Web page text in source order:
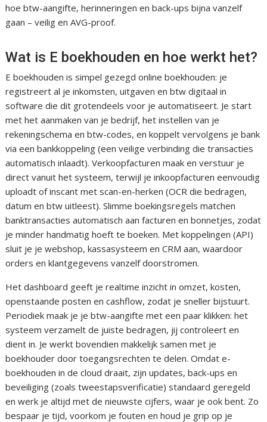
hoe btw-aangifte, herinneringen en back-ups bijna vanzelf
gaan – veilig en AVG-proof.
Wat is E boekhouden en hoe werkt het?
E boekhouden is simpel gezegd online boekhouden: je
registreert al je inkomsten, uitgaven en btw digitaal in
software die dit grotendeels voor je automatiseert. Je start
met het aanmaken van je bedrijf, het instellen van je
rekeningschema en btw-codes, en koppelt vervolgens je bank
via een bankkoppeling (een veilige verbinding die transacties
automatisch inlaadt). Verkoopfacturen maak en verstuur je
direct vanuit het systeem, terwijl je inkoopfacturen eenvoudig
uploadt of inscant met scan-en-herken (OCR die bedragen,
datum en btw uitleest). Slimme boekingsregels matchen
banktransacties automatisch aan facturen en bonnetjes, zodat
je minder handmatig hoeft te boeken. Met koppelingen (API)
sluit je je webshop, kassasysteem en CRM aan, waardoor
orders en klantgegevens vanzelf doorstromen.
Het dashboard geeft je realtime inzicht in omzet, kosten,
openstaande posten en cashflow, zodat je sneller bijstuurt.
Periodiek maak je je btw-aangifte met een paar klikken: het
systeem verzamelt de juiste bedragen, jij controleert en
dient in. Je werkt bovendien makkelijk samen met je
boekhouder door toegangsrechten te delen. Omdat e-
boekhouden in de cloud draait, zijn updates, back-ups en
beveiliging (zoals tweestapsverificatie) standaard geregeld
en werk je altijd met de nieuwste cijfers, waar je ook bent. Zo
bespaar je tijd, voorkom je fouten en houd je grip op je